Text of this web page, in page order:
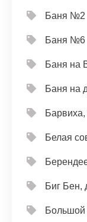
Баня №2
Баня №6
Баня на
Баня на
Барвиха,
Белая
Биг Бен,